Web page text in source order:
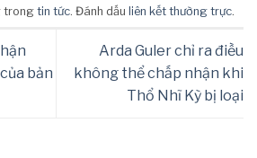
trong tin tức. Đánh dấu liên kết thường trực.
bản
Arda Guler chỉ ra điều
không thể chấp nhận khi
Thổ Nhĩ Kỳ bị loại